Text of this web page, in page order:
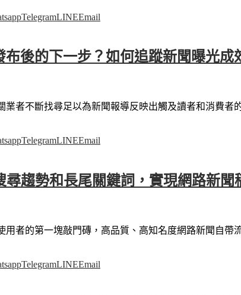
TelegramLINEEmail
布後的下一步？如何追蹤新聞曝光成
業者不斷找尋足以為新聞報導反映出觸及讀者和消費
TelegramLINEEmail
尋趨勢和長尾關鍵詞，實現網路新聞
用者的第一塊敲門磚，高品質、高知名度網路新聞自帶
TelegramLINEEmail